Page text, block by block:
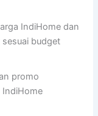
IndiHome dan
budget
promo
IndiHome